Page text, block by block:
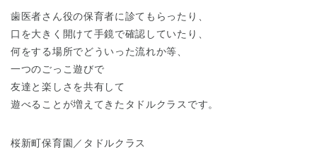
埼玉県
兵庫県
歯医者さん役の保育者に診てもらったり、
口を大きく開けて手鏡で確認していたり、
何をする場所でどういった流れか等、
一つのごっこ遊びで
友達と楽しさを共有して
遊べることが増えてきたタドルクラスです。
桜新町保育園／タドルクラス